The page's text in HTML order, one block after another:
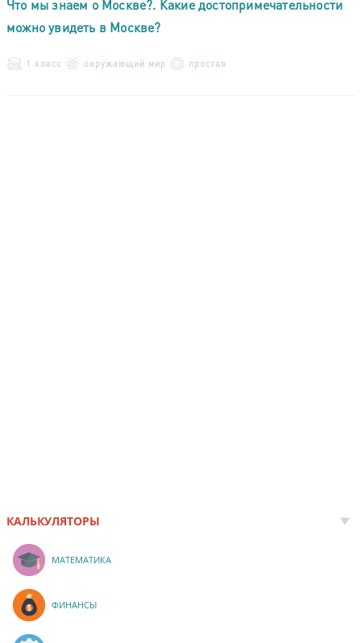
Что мы знаем о Москве?. Какие достопримечательности
можно увидеть в Москве?
1 класс окружающий мир простая
КАЛЬКУЛЯТОРЫ
МАТЕМАТИКА
ФИНАНСЫ